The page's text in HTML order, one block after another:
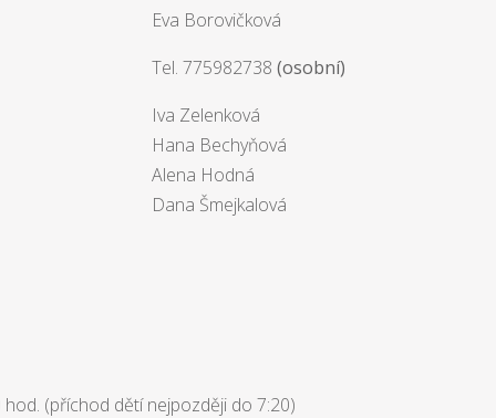
Eva Borovičková
Tel. 775982738 (osobní)
Iva Zelenková
Hana Bechyňová
Alena Hodná
Dana Šmejkalová
hod. (příchod dětí nejpozději do 7:20)